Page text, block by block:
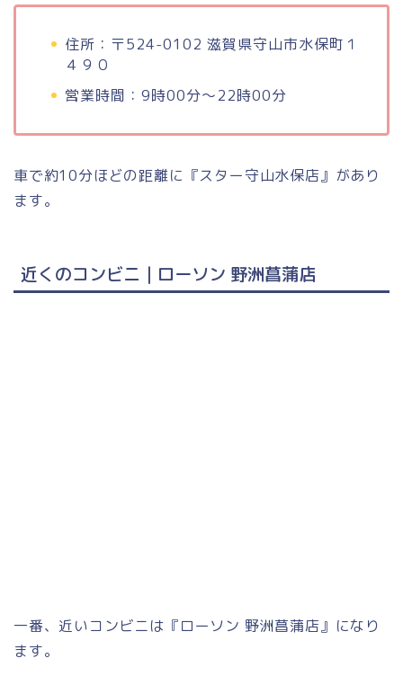
住所：〒524-0102 滋賀県守山市水保町１
４９０
営業時間：9時00分～22時00分
車で約10分ほどの距離に『スター守山水保店』があり
ます。
近くのコンビニ｜ローソン 野洲菖蒲店
一番、近いコンビニは『ローソン 野洲菖蒲店』になり
ます。